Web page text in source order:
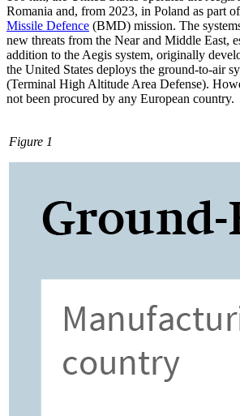
Romania and, from 2023, in Poland as part
Missile Defence (BMD) mission. The
new threats from the Near and Middle East,
addition to the Aegis system, originally
the United States deploys the ground-to-air
(Terminal High Altitude Area Defense).
not been procured by any European country.
Figure 1